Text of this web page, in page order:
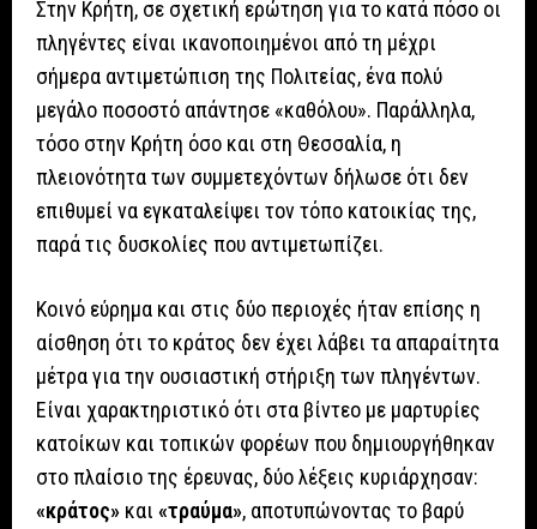
Στην Κρήτη, σε σχετική ερώτηση για το κατά πόσο οι
πληγέντες είναι ικανοποιημένοι από τη μέχρι
σήμερα αντιμετώπιση της Πολιτείας, ένα πολύ
μεγάλο ποσοστό απάντησε «καθόλου». Παράλληλα,
τόσο στην Κρήτη όσο και στη Θεσσαλία, η
πλειονότητα των συμμετεχόντων δήλωσε ότι δεν
επιθυμεί να εγκαταλείψει τον τόπο κατοικίας της,
παρά τις δυσκολίες που αντιμετωπίζει.
Κοινό εύρημα και στις δύο περιοχές ήταν επίσης η
αίσθηση ότι το κράτος δεν έχει λάβει τα απαραίτητα
μέτρα για την ουσιαστική στήριξη των πληγέντων.
Είναι χαρακτηριστικό ότι στα βίντεο με μαρτυρίες
κατοίκων και τοπικών φορέων που δημιουργήθηκαν
στο πλαίσιο της έρευνας, δύο λέξεις κυριάρχησαν:
«κράτος» και «τραύμα», αποτυπώνοντας το βαρύ